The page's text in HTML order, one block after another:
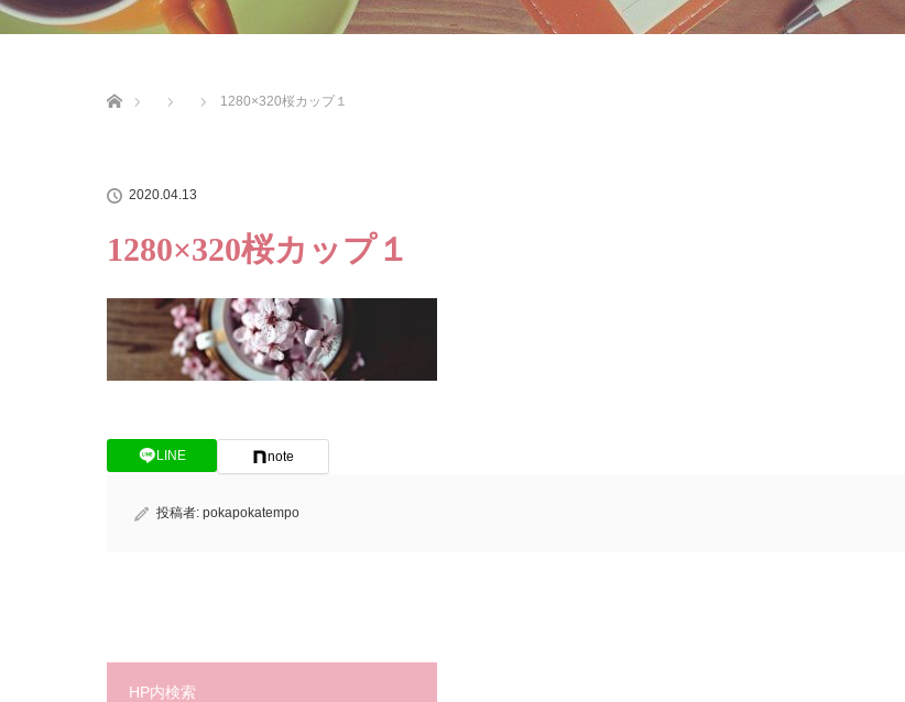
1280×320桜カップ１
2020.04.13
1280×320桜カップ１
LINE note
投稿者: pokapokatempo
HP内検索